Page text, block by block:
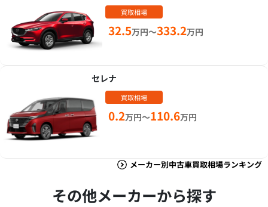
買取相場
32.5万円～333.2万円
セレナ
買取相場
0.2万円～110.6万円
メーカー別中古車買取相場ランキング
その他メーカーから探す